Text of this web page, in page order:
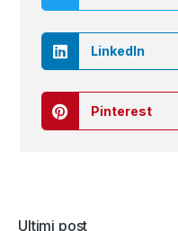
LinkedIn
Pinterest
Ultimi post